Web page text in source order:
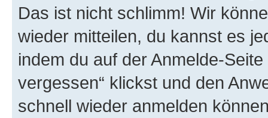
Das ist nicht schlimm! Wir
wieder mitteilen, du kannst es
indem du auf der Anmelde-
vergessen“ klickst und den
schnell wieder anmelden